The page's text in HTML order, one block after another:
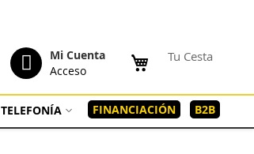
Tu Cesta
Mi Cuenta
Acceso
TELEFONÍA FINANCIACIÓN B2B